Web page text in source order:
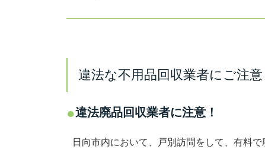
違法な不用品回収業者にご注
違法廃品回収業者に注意！
日向市内において、戸別訪問をして、有料